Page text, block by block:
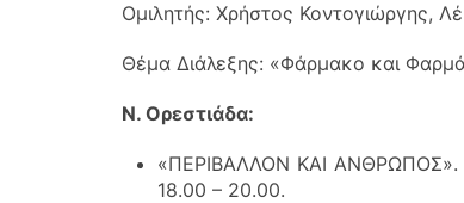
Ομιλητής: Χρήστος Κοντογιώργης,
Θέμα Διάλεξης: «Φάρμακο και
Ν. Ορεστιάδα:
«ΠΕΡΙΒΑΛΛΟΝ ΚΑΙ ΑΝΘΡΩΠΟΣ».
18.00 – 20.00.